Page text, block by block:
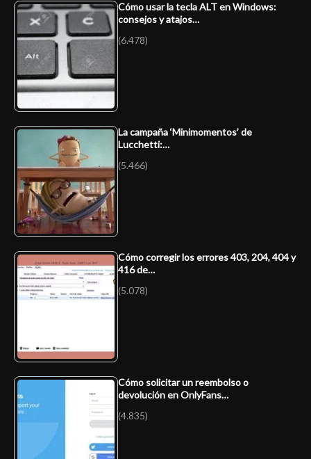
Cómo usar la tecla ALT en Windows:
consejos y atajos…
(6.478)
La campaña ‘Minimomentos’ de
Lucchetti:…
(5.466)
Cómo corregir los errores 403, 204, 404 y
416 de…
(5.078)
Cómo solicitar un reembolso o
devolución en OnlyFans…
(4.835)